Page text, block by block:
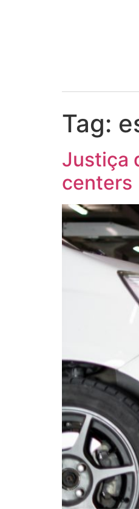
Tag:
Justiça
centers